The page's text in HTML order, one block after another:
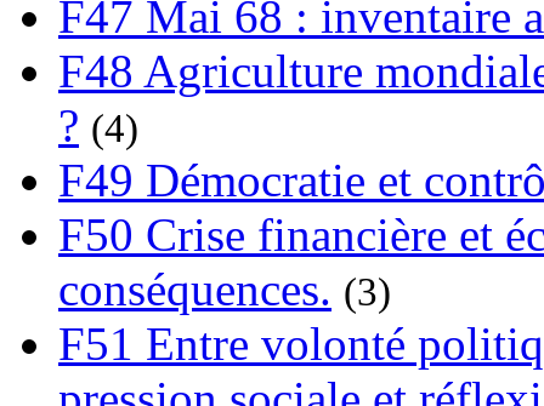
F47 Mai 68 : inventaire
F48 Agriculture
? (4)
F49 Démocratie et
F50 Crise financière et
conséquences. (3)
F51 Entre volonté